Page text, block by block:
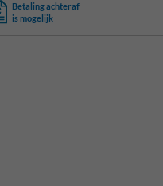
Betaling achteraf
is mogelijk